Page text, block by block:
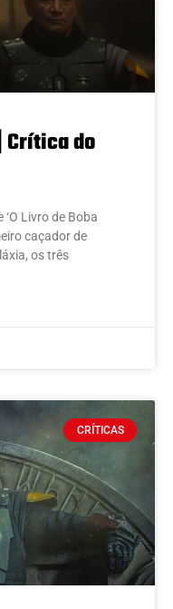
Crítica do
Livro de Boba
caçador de
os três
CRÍTICAS